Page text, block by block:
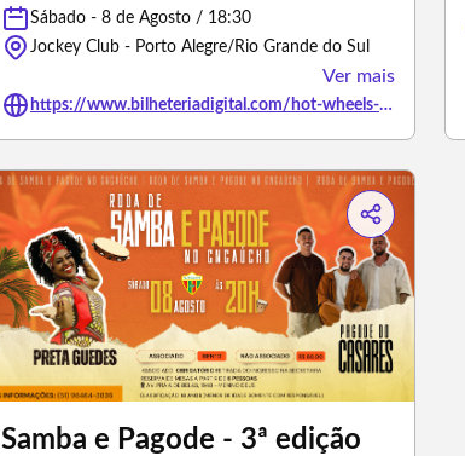
Sábado - 8 de Agosto / 18:30
Jockey Club - Porto Alegre/Rio Grande do Sul
Ver mais
https://www.bilheteriadigital.com/hot-wheels-monster-trucks-live-porto-alegre-sessao-18h30-08-de-agosto
Samba e Pagode - 3ª edição